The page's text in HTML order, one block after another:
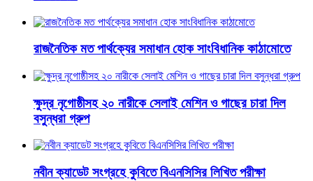
রাজনৈতিক মত পার্থক্যের সমাধান হোক সাংবিধানিক কাঠামোতে
ক্ষুদ্র নৃগোষ্ঠীসহ ২০ নারীকে সেলাই মেশিন ও গাছের চারা দিল
বসুন্ধরা গ্রুপ
নবীন ক্যাডেট সংগ্রহে কুবিতে বিএনসিসির লিখিত পরীক্ষা